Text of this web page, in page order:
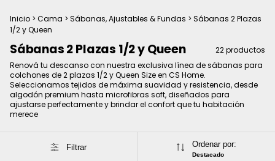
Inicio > Cama > Sábanas, Ajustables & Fundas > Sábanas 2 Plazas
1/2 y Queen
Sábanas 2 Plazas 1/2 y Queen
22 productos
Renová tu descanso con nuestra exclusiva línea de sábanas para
colchones de 2 plazas 1/2 y Queen Size en CS Home.
Seleccionamos tejidos de máxima suavidad y resistencia, desde
algodón premium hasta microfibras soft, diseñados para
ajustarse perfectamente y brindar el confort que tu habitación
merece
Filtrar Ordenar por:
Destacado